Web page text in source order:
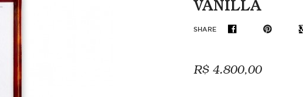
VANILLA
SHARE
R$ 4.800,00